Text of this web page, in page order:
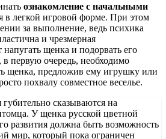
ознакомление с начальными
в легкой игровой форме. При этом
за выполнение, ведь психика
и чрезмерная
напугать щенка и подорвать его
первую очередь, необходимо
щенка, предложив ему игрушку или
похвалу совместное веселье.
сказываются на
У щенка русской цветной
развития должна быть возможность
мир, который пока ограничен